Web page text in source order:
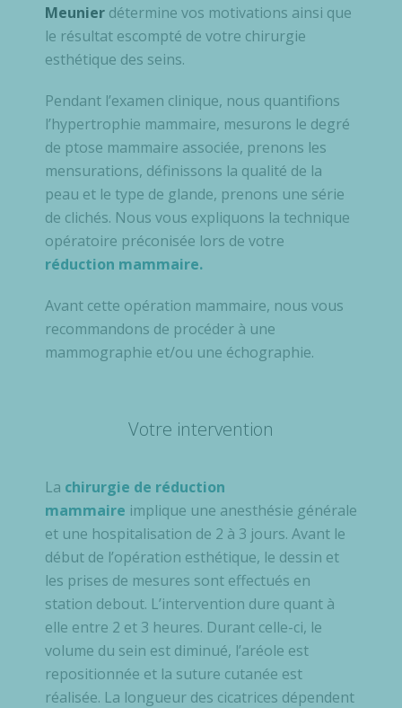
Meunier détermine vos motivations ainsi que
le résultat escompté de votre chirurgie
esthétique des seins.
Pendant l’examen clinique, nous quantifions
l’hypertrophie mammaire, mesurons le degré
de ptose mammaire associée, prenons les
mensurations, définissons la qualité de la
peau et le type de glande, prenons une série
de clichés. Nous vous expliquons la technique
opératoire préconisée lors de votre
réduction mammaire.
Avant cette opération mammaire, nous vous
recommandons de procéder à une
mammographie et/ou une échographie.
Votre intervention
La chirurgie de réduction
mammaire implique une anesthésie générale
et une hospitalisation de 2 à 3 jours. Avant le
début de l’opération esthétique, le dessin et
les prises de mesures sont effectués en
station debout. L’intervention dure quant à
elle entre 2 et 3 heures. Durant celle-ci, le
volume du sein est diminué, l’aréole est
repositionnée et la suture cutanée est
réalisée. La longueur des cicatrices dépendent